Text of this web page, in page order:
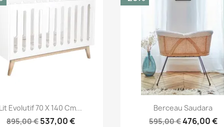
Aperçu rapide
Evolutif 70 X 140 Cm...
895,00 € 537,00 €
Aperçu rapide
Berceau Saudara
595,00 €476,00 €